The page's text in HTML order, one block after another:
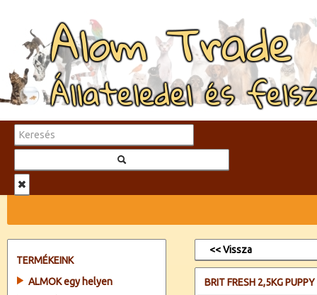
Alom Trade
Állateledel és
TERMÉKEINK
ALMOK egy helyen
<< Vissza
BRIT FRESH 2,5KG